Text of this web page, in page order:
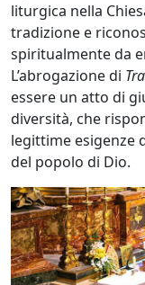
liturgica nella
tradizione e
spiritualmente da
L’abrogazione di
essere un atto di
diversità, che
legittime esigenze
del popolo di Dio.